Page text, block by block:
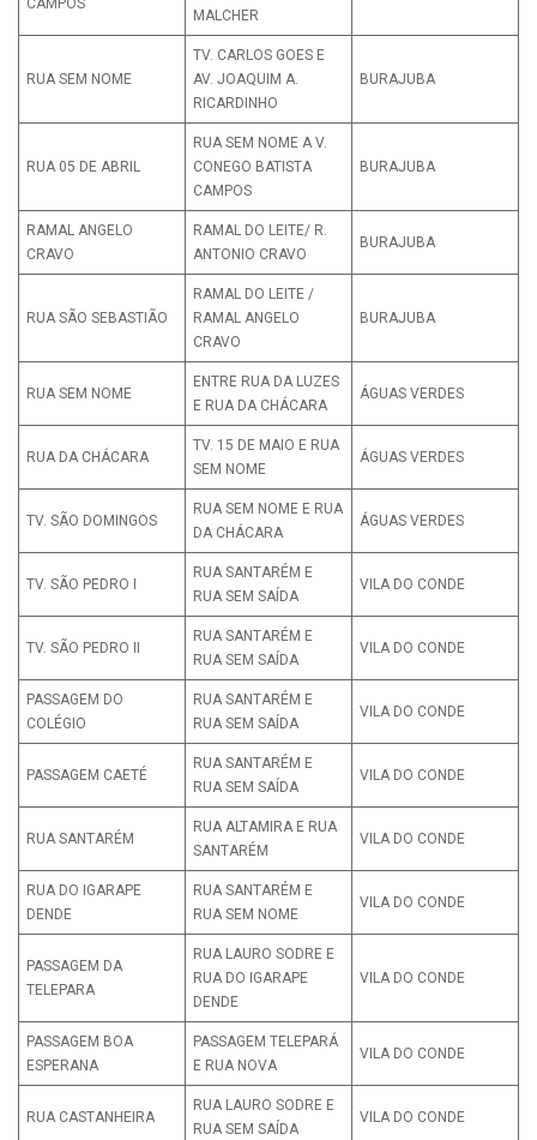
CAMPOS
MALCHER
RUA SEM NOME
TV. CARLOS GOES E
AV. JOAQUIM A.
RICARDINHO
BURAJUBA
RUA 05 DE ABRIL
RUA SEM NOME A V.
CONEGO BATISTA
CAMPOS
BURAJUBA
RAMAL ANGELO
CRAVO
RAMAL DO LEITE/ R.
ANTONIO CRAVO
BURAJUBA
RUA SÃO SEBASTIÃO
RAMAL DO LEITE /
RAMAL ANGELO
CRAVO
BURAJUBA
RUA SEM NOME
ENTRE RUA DA LUZES
E RUA DA CHÁCARA
ÁGUAS VERDES
RUA DA CHÁCARA
TV. 15 DE MAIO E RUA
SEM NOME
ÁGUAS VERDES
TV. SÃO DOMINGOS
RUA SEM NOME E RUA
DA CHÁCARA
ÁGUAS VERDES
TV. SÃO PEDRO I
RUA SANTARÉM E
RUA SEM SAÍDA
VILA DO CONDE
TV. SÃO PEDRO II
RUA SANTARÉM E
RUA SEM SAÍDA
VILA DO CONDE
PASSAGEM DO
COLÉGIO
RUA SANTARÉM E
RUA SEM SAÍDA
VILA DO CONDE
PASSAGEM CAETÉ
RUA SANTARÉM E
RUA SEM SAÍDA
VILA DO CONDE
RUA SANTARÉM
RUA ALTAMIRA E RUA
SANTARÉM
VILA DO CONDE
RUA DO IGARAPE
DENDE
RUA SANTARÉM E
RUA SEM NOME
VILA DO CONDE
PASSAGEM DA
TELEPARA
RUA LAURO SODRE E
RUA DO IGARAPE
DENDE
VILA DO CONDE
PASSAGEM BOA
ESPERANA
PASSAGEM TELEPARÁ
E RUA NOVA
VILA DO CONDE
RUA CASTANHEIRA
RUA LAURO SODRE E
RUA SEM SAÍDA
VILA DO CONDE